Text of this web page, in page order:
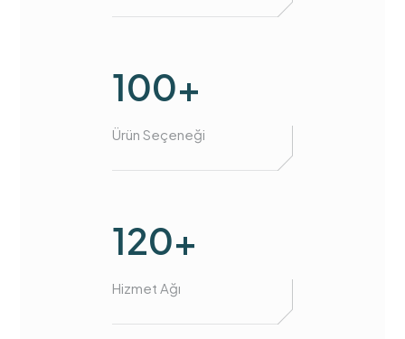
100+
Ürün Seçeneği
120+
Hizmet Ağı